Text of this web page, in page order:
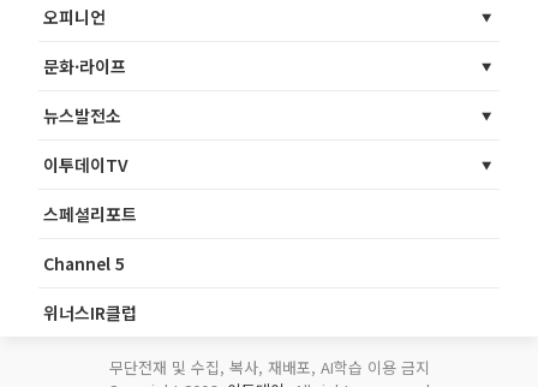
오피니언
문화·라이프
뉴스발전소
이투데이TV
스페셜리포트
Channel 5
위너스IR클럽
무단전재 및 수집, 복사, 재배포, AI학습 이용 금지